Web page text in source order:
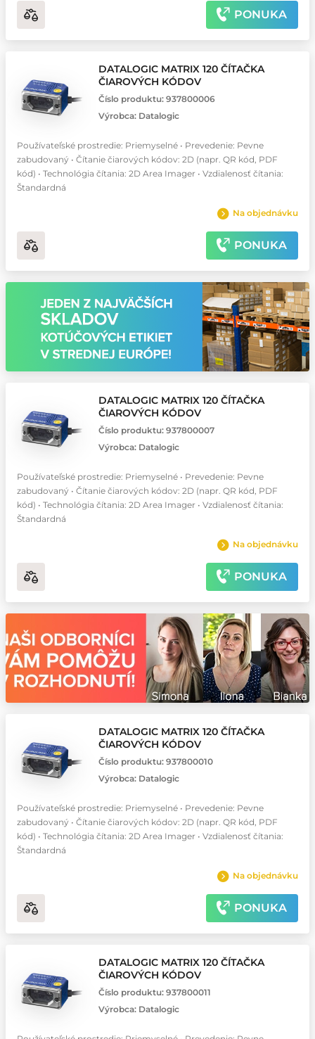
PONUKA
DATALOGIC MATRIX 120 ČÍTAČKA
ČIAROVÝCH KÓDOV
Číslo produktu: 937800006
Výrobca: Datalogic
Používateľské prostredie: Priemyselné • Prevedenie: Pevne
zabudovaný • Čítanie čiarových kódov: 2D (napr. QR kód, PDF
kód) • Technológia čítania: 2D Area Imager • Vzdialenosť čítania:
Štandardná
Na objednávku
PONUKA
DATALOGIC MATRIX 120 ČÍTAČKA
ČIAROVÝCH KÓDOV
Číslo produktu: 937800007
Výrobca: Datalogic
Používateľské prostredie: Priemyselné • Prevedenie: Pevne
zabudovaný • Čítanie čiarových kódov: 2D (napr. QR kód, PDF
kód) • Technológia čítania: 2D Area Imager • Vzdialenosť čítania:
Štandardná
Na objednávku
PONUKA
DATALOGIC MATRIX 120 ČÍTAČKA
ČIAROVÝCH KÓDOV
Číslo produktu: 937800010
Výrobca: Datalogic
Používateľské prostredie: Priemyselné • Prevedenie: Pevne
zabudovaný • Čítanie čiarových kódov: 2D (napr. QR kód, PDF
kód) • Technológia čítania: 2D Area Imager • Vzdialenosť čítania:
Štandardná
Na objednávku
PONUKA
DATALOGIC MATRIX 120 ČÍTAČKA
ČIAROVÝCH KÓDOV
Číslo produktu: 937800011
Výrobca: Datalogic